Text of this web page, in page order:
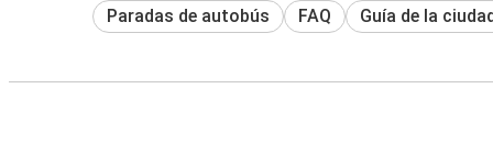
Paradas de autobús FAQ Guía de la